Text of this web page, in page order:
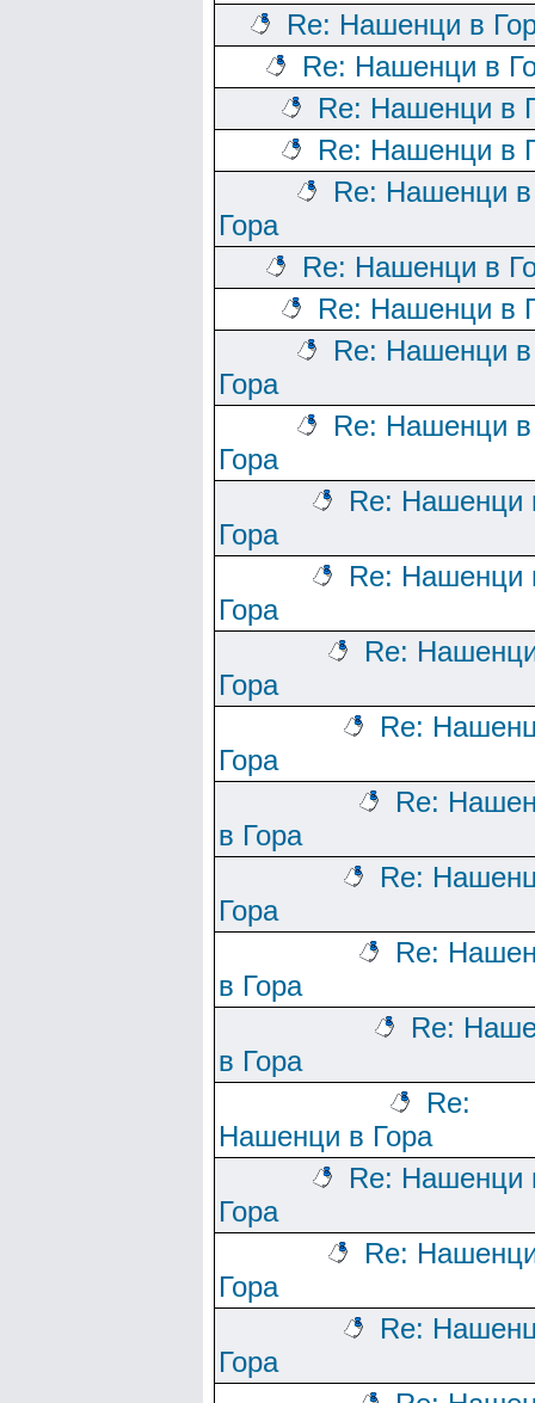
Re: Нашенци в
Re: Нашенци в
Re: Нашенци в
Re: Нашенци в
Re: Нашенци в
Гора
Re: Нашенци в
Re: Нашенци в
Re: Нашенци в
Гора
Re: Нашенци в
Гора
Re: Нашенци
Гора
Re: Нашенци
Гора
Re:
Гора
Re:
Гора
Re:
в Гора
Re:
Гора
Re:
в Гора
Re:
в Гора
Re:
Нашенци в Гора
Re: Нашенци
Гора
Re:
Гора
Re:
Гора